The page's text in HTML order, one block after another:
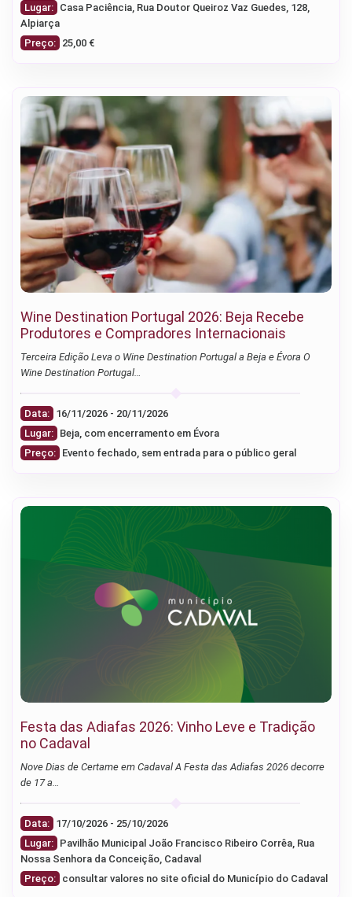
Lugar: Casa Paciência, Rua Doutor Queiroz Vaz Guedes, 128,
Alpiarça
Preço: 25,00 €
Wine Destination Portugal 2026: Beja Recebe
Produtores e Compradores Internacionais
Terceira Edição Leva o Wine Destination Portugal a Beja e Évora O
Wine Destination Portugal…
Data:
16/11/2026 - 20/11/2026
Lugar: Beja, com encerramento em Évora
Preço: Evento fechado, sem entrada para o público geral
Festa das Adiafas 2026: Vinho Leve e Tradição
no Cadaval
Nove Dias de Certame em Cadaval A Festa das Adiafas 2026 decorre
de 17 a…
Data:
17/10/2026 - 25/10/2026
Lugar: Pavilhão Municipal João Francisco Ribeiro Corrêa, Rua
Nossa Senhora da Conceição, Cadaval
Preço: consultar valores no site oficial do Município do Cadaval